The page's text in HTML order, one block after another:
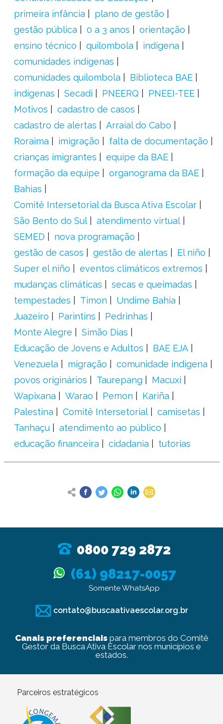
primeira infância
plano de gestão
gestão pública
0 a 3 anos
orientação
ensino técnico
quilombola
indígena
comunidades indígenas
comunidades quilombola
Biblioteca BAE
indígenas
Secadi PNEERQ
PNEEI-TEE
Motivos
cadastro de casos
cadastro de alertas
Arraial do Cabo
Roraima
imigração
falta de documentação
crianças imigrantes
equipe da BAE
formação da equipe
organograma da BAE
Bahias
Comitê Intersetorial da Busca Ativa Escolar
São Bento do Sul
atendimento virtual
SEMED
nova programação
gestão de casos
gestão de alertas
El niño
Super el niño
eventos climáticos extremos
mudanças climáticas
secas e queimadas
tempestades
Timon
Undime Bahia
Juazeiro
Parintins
Pedrinhas
Monte Alegre
Simão Dias
Educação de Jovens e Adultos
BAE EJA
Venezuela
migração
comunidade indígena
povos originários
Taurepang
Macuxi
Wapixana
Warao Pemon
Kariña
Palestina
Comitê Intersetorial
camisetas
Tanhaçu
atendimento ao público
educação financeira
cidadania tutorias
0800 729 2872
(61) 98217-0057
Somente WhatsApp
contato@buscaativaescolar.org.br
Canais preferenciaispara membros do Comitê
Gestor da Busca Ativa Escolar nos municípios e
estados.
Parceiros estratégicos